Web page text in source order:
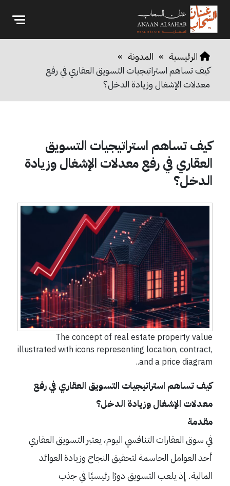
الرئيسية » المدونة »
كيف تساهم استراتيجيات التسويق العقاري في رفع
معدلات الإشغال وزيادة الدخل؟
كيف تساهم استراتيجيات التسويق
العقاري في رفع معدلات الإشغال وزيادة
الدخل؟
The concept of real estate property value
illustrated with icons representing location, contract,
and a price diagram..
كيف تساهم استراتيجيات التسويق العقاري في رفع
معدلات الإشغال وزيادة الدخل؟
مقدمة
في سوق العقارات التنافسي اليوم، يعتبر التسويق العقاري
أحد العوامل الحاسمة لتحقيق النجاح وزيادة العوائد
المالية. إذ يلعب التسويق دورًا رئيسيًا في جذب